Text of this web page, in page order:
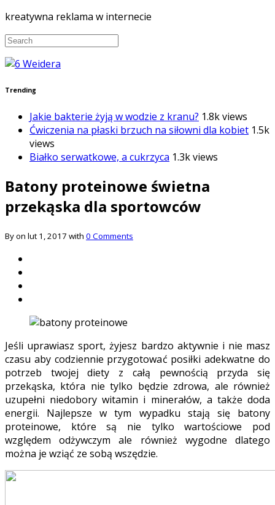
kreatywna reklama w internecie
Trending
Jakie bakterie żyją w wodzie z kranu? 1.8k views
Ćwiczenia na płaski brzuch na siłowni dla kobiet 1.5k
views
Białko serwatkowe, a cukrzyca 1.3k views
Batony proteinowe świetna
przekąska dla sportowców
By on lut 1, 2017 with 0 Comments
Jeśli uprawiasz sport, żyjesz bardzo aktywnie i nie masz
czasu aby codziennie przygotować posiłki adekwatne do
potrzeb twojej diety z całą pewnością przyda się
przekąska, która nie tylko będzie zdrowa, ale również
uzupełni niedobory witamin i minerałów, a także doda
energii. Najlepsze w tym wypadku stają się batony
proteinowe, które są nie tylko wartościowe pod
względem odżywczym ale również wygodne dlatego
można je wziąć ze sobą wszędzie.